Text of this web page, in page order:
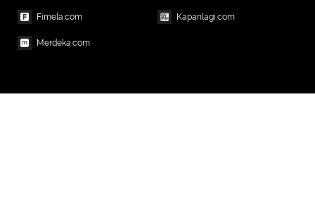
Fimela.com Kapanlagi.com
Merdeka.com